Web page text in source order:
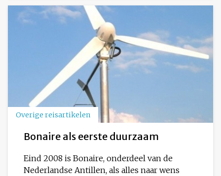
Overige reisartikelen
Bonaire als eerste duurzaam
Eind 2008 is Bonaire, onderdeel van de
Nederlandse Antillen, als alles naar wens